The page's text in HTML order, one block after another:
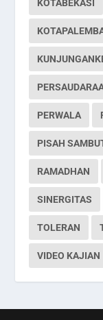
KOTABEKASI
PERWALA
PISAH
RAMADHAN
SINERGITAS
TOLERAN
VIDEO KAJIAN